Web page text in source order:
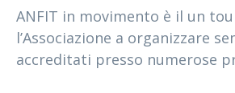
ANFIT in movimento è il un
l’Associazione a organizzare
accreditati presso numerose